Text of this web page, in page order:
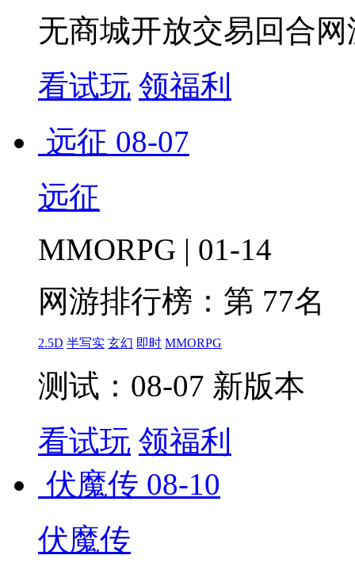
无商城开放交易回合网
看试玩 领福利
远征 08-07
远征
MMORPG | 01-14
网游排行榜： 第 77名
2.5D 半写实 玄幻 即时 MMORPG
测试：08-07 新版本
看试玩 领福利
伏魔传 08-10
伏魔传